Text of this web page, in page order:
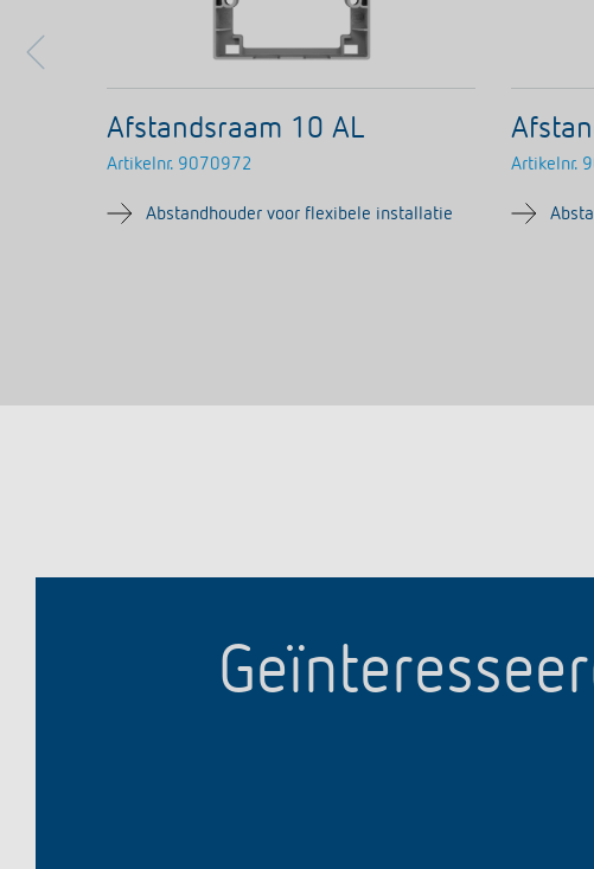
Afstandsraam 10 AL
Artikelnr. 9070972
Abstandhouder voor flexibele installatie
Artikelnr.